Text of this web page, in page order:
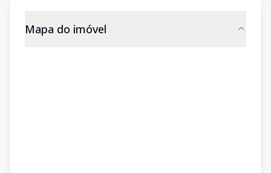
Mapa do imóvel